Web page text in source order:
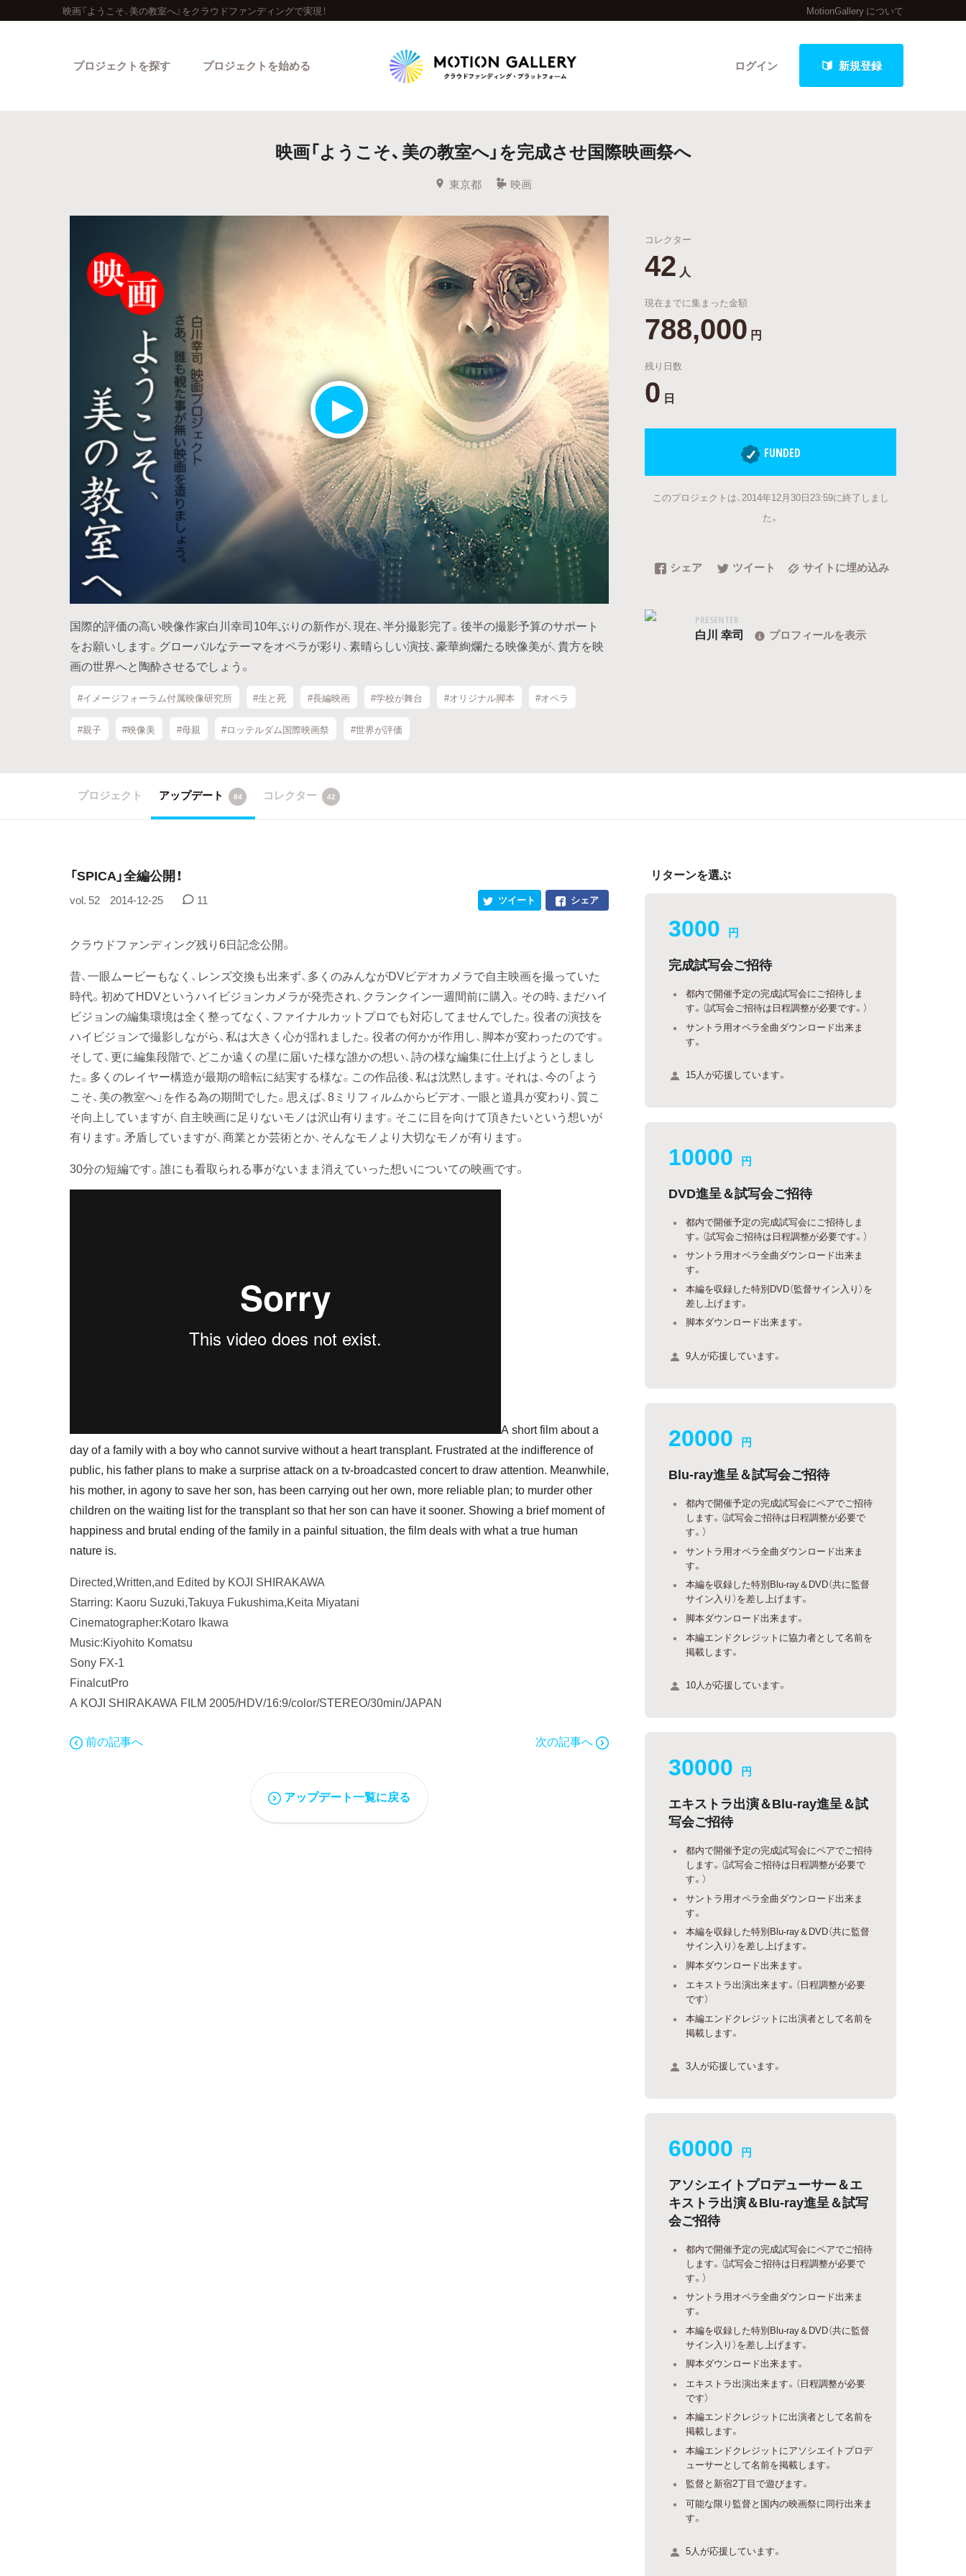
映画『ようこそ、美の教室へ』をクラウドファンディングで実現！ MotionGallery について
ログイン 新規登録
プロジェクトを探す
人気のプロジェクト 新着プロジェクト 終了間近のプロジェクト
Feature
タグから探す キュレーターから探す 特集から探す 最新進捗報告から探す
Legendary
最新達成プロジェクト 調達額が大きいプロジェクト
プロジェクトを始める
映画「ようこそ、美の教室へ」を完成させ国際映画祭へ
東京都 映画
国際的評価の高い映像作家白川幸司10年ぶりの新作が、現在、半分撮影完了。後半の撮影予算のサポート
をお願いします。グローバルなテーマをオペラが彩り、素晴らしい演技、豪華絢爛たる映像美が、貴方を映
画の世界へと陶酔させるでしょう。
#イメージフォーラム付属映像研究所 #生と死 #長編映画 #学校が舞台 #オリジナル脚本 #オペラ
#親子 #映像美 #母親 #ロッテルダム国際映画祭 #世界が評価
コレクター
42 人
現在までに集まった金額
788,000 円
残り日数
0 日
FUNDED
このプロジェクトは、2014年12月30日23:59に終了しまし
た。
シェア ツイート サイトに埋め込み
PRESENTER
白川 幸司 プロフィールを表示
プロジェクト アップデート 84 コレクター 42
「SPICA」全編公開！
vol. 52 2014-12-25 11 シェア
ツイート
クラウドファンディング残り6日記念公開。
昔、一眼ムービーもなく、レンズ交換も出来ず、多くのみんながDVビデオカメラで自主映画を撮っていた
時代。初めてHDVというハイビジョンカメラが発売され、クランクイン一週間前に購入。その時、まだハイ
ビジョンの編集環境は全く整ってなく、ファイナルカットプロでも対応してませんでした。役者の演技を
ハイビジョンで撮影しながら、私は大きく心が揺れました。役者の何かが作用し、脚本が変わったのです。
そして、更に編集段階で、どこか遠くの星に届いた様な誰かの想い、詩の様な編集に仕上げようとしまし
た。多くのレイヤー構造が最期の暗転に結実する様な。この作品後、私は沈黙します。それは、今の「よう
こそ、美の教室へ」を作る為の期間でした。思えば、8ミリフィルムからビデオ、一眼と道具が変わり、質こ
そ向上していますが、自主映画に足りないモノは沢山有ります。そこに目を向けて頂きたいという想いが
有ります。矛盾していますが、商業とか芸術とか、そんなモノより大切なモノが有ります。
30分の短編です。誰にも看取られる事がないまま消えていった想いについての映画です。
A short film about a
day of a family with a boy who cannot survive without a heart transplant. Frustrated at the indifference of
public, his father plans to make a surprise attack on a tv-broadcasted concert to draw attention. Meanwhile,
his mother, in agony to save her son, has been carrying out her own, more reliable plan; to murder other
children on the waiting list for the transplant so that her son can have it sooner. Showing a brief moment of
happiness and brutal ending of the family in a painful situation, the film deals with what a true human
nature is.
Directed,Written,and Edited by KOJI SHIRAKAWA
Starring: Kaoru Suzuki,Takuya Fukushima,Keita Miyatani
Cinematographer:Kotaro Ikawa
Music:Kiyohito Komatsu
Sony FX-1
FinalcutPro
A KOJI SHIRAKAWA FILM 2005/HDV/16:9/color/STEREO/30min/JAPAN
前の記事へ 次の記事へ
アップデート一覧に戻る
リターンを選ぶ
3000 円
完成試写会ご招待
都内で開催予定の完成試写会にご招待しま
す。（試写会ご招待は日程調整が必要です。）
サントラ用オペラ全曲ダウンロード出来ま
す。
15人が応援しています。
10000 円
DVD進呈＆試写会ご招待
都内で開催予定の完成試写会にご招待しま
す。（試写会ご招待は日程調整が必要です。）
サントラ用オペラ全曲ダウンロード出来ま
す。
本編を収録した特別DVD（監督サイン入り）を
差し上げます。
脚本ダウンロード出来ます。
9人が応援しています。
20000 円
Blu-ray進呈＆試写会ご招待
都内で開催予定の完成試写会にペアでご招待
します。（試写会ご招待は日程調整が必要で
す。）
サントラ用オペラ全曲ダウンロード出来ま
す。
本編を収録した特別Blu-ray＆DVD（共に監督
サイン入り）を差し上げます。
脚本ダウンロード出来ます。
本編エンドクレジットに協力者として名前を
掲載します。
10人が応援しています。
30000 円
エキストラ出演＆Blu-ray進呈＆試
写会ご招待
都内で開催予定の完成試写会にペアでご招待
します。（試写会ご招待は日程調整が必要で
す。）
サントラ用オペラ全曲ダウンロード出来ま
す。
本編を収録した特別Blu-ray＆DVD（共に監督
サイン入り）を差し上げます。
脚本ダウンロード出来ます。
エキストラ出演出来ます。（日程調整が必要
です）
本編エンドクレジットに出演者として名前を
掲載します。
3人が応援しています。
60000 円
アソシエイトプロデューサー＆エ
キストラ出演＆Blu-ray進呈＆試写
会ご招待
都内で開催予定の完成試写会にペアでご招待
します。（試写会ご招待は日程調整が必要で
す。）
サントラ用オペラ全曲ダウンロード出来ま
す。
本編を収録した特別Blu-ray＆DVD（共に監督
サイン入り）を差し上げます。
脚本ダウンロード出来ます。
エキストラ出演出来ます。（日程調整が必要
です）
本編エンドクレジットに出演者として名前を
掲載します。
本編エンドクレジットにアソシエイトプロデ
ューサーとして名前を掲載します。
監督と新宿2丁目で遊びます。
可能な限り監督と国内の映画祭に同行出来ま
す。
5人が応援しています。